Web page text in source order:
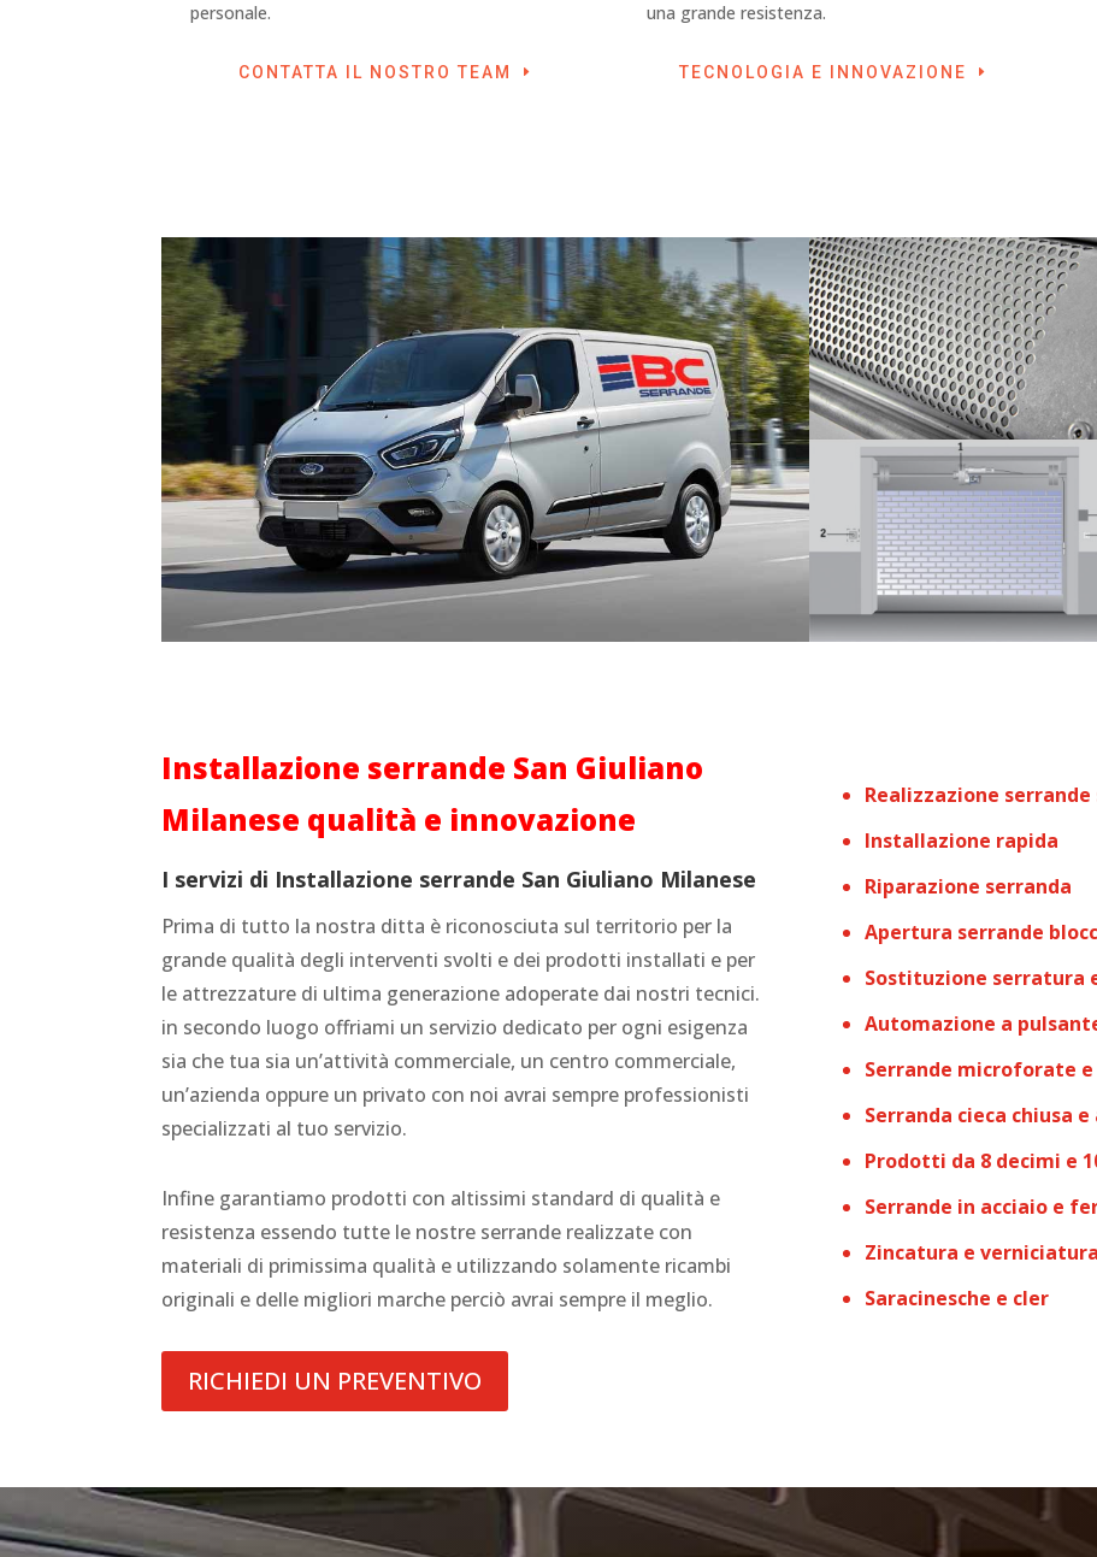
personale.
CONTATTA IL NOSTRO TEAM
una grande resistenza.
TECNOLOGIA E INNOVAZIONE
Installazione serrande San Giuliano
Milanese qualità e innovazione
I servizi di Installazione serrande San Giuliano Milanese
Prima di tutto la nostra ditta è riconosciuta sul territorio per la
grande qualità degli interventi svolti e dei prodotti installati e per
le attrezzature di ultima generazione adoperate dai nostri tecnici.
in secondo luogo offriami un servizio dedicato per ogni esigenza
sia che tua sia un’attività commerciale, un centro commerciale,
un’azienda oppure un privato con noi avrai sempre professionisti
specializzati al tuo servizio.
Infine garantiamo prodotti con altissimi standard di qualità e
resistenza essendo tutte le nostre serrande realizzate con
materiali di primissima qualità e utilizzando solamente ricambi
originali e delle migliori marche perciò avrai sempre il meglio.
RICHIEDI UN PREVENTIVO
Realizzazione serrande
Installazione rapida
Riparazione serranda
Apertura serrande
Sostituzione serratura
Automazione a
Serrande microforate
Serranda cieca chiusa
Prodotti da 8 decimi e
Serrande in acciaio e
Zincatura e verniciatura
Saracinesche e cler